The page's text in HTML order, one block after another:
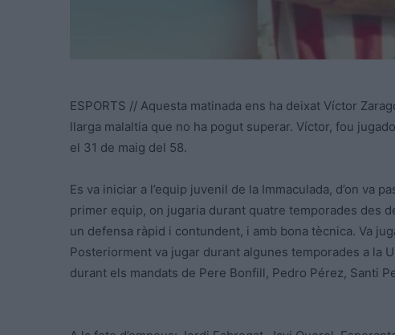
ESPORTS // Aquesta matinada ens ha deixat Víctor
llarga malaltia que no ha pogut superar. Víctor, fou
el 31 de maig del 58.
Es va iniciar a l’equip juvenil de la Immaculada, d’on va
primer equip, on jugaria durant quatre temporades des
un defensa ràpid i contundent, i amb bona tècnica. Va
Posteriorment va jugar durant algunes temporades a la
durant els mandats de Pere Bonfill, Pedro Pérez, Santi